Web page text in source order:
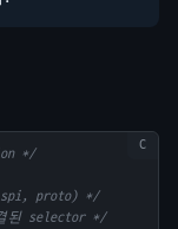
*/
proto) */
된 selector */